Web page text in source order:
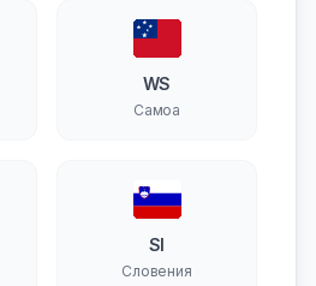
WS
Самоа
SI
Словения